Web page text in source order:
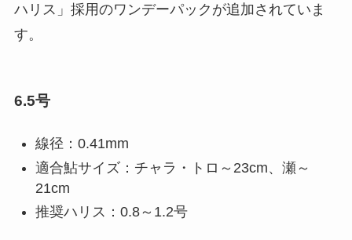
ハリス」採用のワンデーパックが追加されていま
す。
6.5号
線径：0.41mm
適合鮎サイズ：チャラ・トロ～23cm、瀬～
21cm
推奨ハリス：0.8～1.2号